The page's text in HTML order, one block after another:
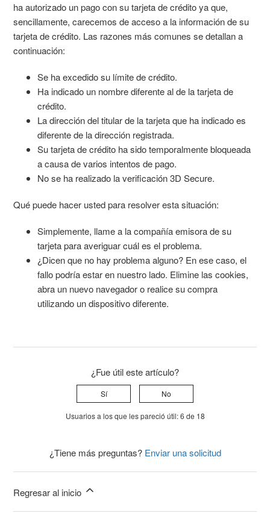
ha autorizado un pago con su tarjeta de crédito ya que,
sencillamente, carecemos de acceso a la información de su
tarjeta de crédito. Las razones más comunes se detallan a
continuación:
Se ha excedido su límite de crédito.
Ha indicado un nombre diferente al de la tarjeta de
crédito.
La dirección del titular de la tarjeta que ha indicado es
diferente de la dirección registrada.
Su tarjeta de crédito ha sido temporalmente bloqueada
a causa de varios intentos de pago.
No se ha realizado la verificación 3D Secure.
Qué puede hacer usted para resolver esta situación:
Simplemente, llame a la compañía emisora de su
tarjeta para averiguar cuál es el problema.
¿Dicen que no hay problema alguno? En ese caso, el
fallo podría estar en nuestro lado. Elimine las cookies,
abra un nuevo navegador o realice su compra
utilizando un dispositivo diferente.
¿Fue útil este artículo?
Sí No
Usuarios a los que les pareció útil: 6 de 18
¿Tiene más preguntas? Enviar una solicitud
Regresar al inicio